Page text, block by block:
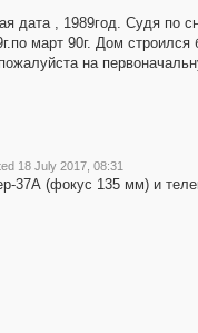
дата , 1989год. Судя по
март 90г. Дом
на
18 July 2017, 08:31
37А (фокус 135 мм) и